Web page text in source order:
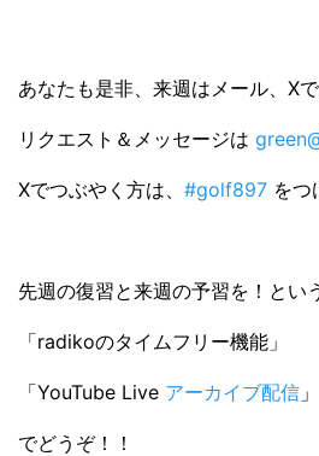
あなたも是非、来週はメール、X
リクエスト＆メッセージは
Xでつぶやく方は、 #golf897 をつ
先週の復習と来週の予習を！とい
「radikoのタイムフリー機能」
「YouTube Live アーカイブ配信 」
でどうぞ！！